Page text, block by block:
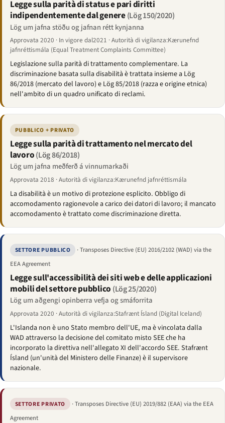
Legge sulla parità di status e pari diritti
indipendentemente dal genere(Lög 150/2020)
Lög um jafna stöðu og jafnan rétt kynjanna
Approvata 2020 · In vigore dal2021 · Autorità di vigilanza:Kærunefnd
jafnréttismála (Equal Treatment Complaints Committee)
Legislazione sulla parità di trattamento complementare. La
discriminazione basata sulla disabilità è trattata insieme a Lög
86/2018 (mercato del lavoro) e Lög 85/2018 (razza e origine etnica)
nell'ambito di un quadro unificato di reclami.
PUBBLICO + PRIVATO
Legge sulla parità di trattamento nel mercato del
lavoro(Lög 86/2018)
Lög um jafna meðferð á vinnumarkaði
Approvata 2018 · Autorità di vigilanza:Kærunefnd jafnréttismála
La disabilità è un motivo di protezione esplicito. Obbligo di
accomodamento ragionevole a carico dei datori di lavoro; il mancato
accomodamento è trattato come discriminazione diretta.
SETTORE PUBBLICO
· Transposes Directive (EU) 2016/2102 (WAD) via the
EEA Agreement
Legge sull'accessibilità dei siti web e delle applicazioni
mobili del settore pubblico (Lög 25/2020)
Lög um aðgengi opinberra vefja og smáforrita
Approvata 2020 · Autorità di vigilanza:Stafrænt Ísland (Digital Iceland)
L'Islanda non è uno Stato membro dell'UE, ma è vincolata dalla
WAD attraverso la decisione del comitato misto SEE che ha
incorporato la direttiva nell'allegato XI dell'accordo SEE. Stafrænt
Ísland (un'unità del Ministero delle Finanze) è il supervisore
nazionale.
SETTORE PRIVATO
· Transposes Directive (EU) 2019/882 (EAA) via the EEA
Agreement